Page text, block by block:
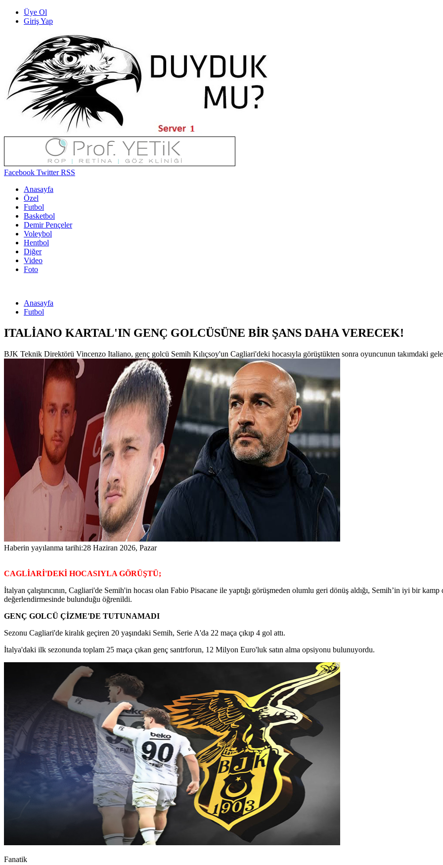
Üye Ol
Giriş Yap
Facebook TwitterRSS
Anasayfa
Özel
Futbol
Basketbol
Demir Pençeler
Voleybol
Hentbol
Diğer
Video
Foto
Anasayfa
Futbol
ITALİANO KARTAL'IN GENÇ GOLCÜSÜNE BİR ŞANS DAHA VERECEK!
BJK Teknik Direktörü Vincenzo Italiano, genç golcü Semih Kılıçsoy'un Cagliari'deki hocasıyla görüştükten sonra oyuncunun takımdaki
Haberin yayılanma tarihi:28 Haziran 2026, Pazar
CAGLİARİ'DEKİ HOCASIYLA GÖRÜŞTÜ;
İtalyan çalıştırıcının, Cagliari'de Semih'in hocası olan Fabio Pisacane ile yaptığı görüşmeden olumlu geri dönüş aldığı, Semih’in iyi bir
değerlendirmesinde bulunduğu öğrenildi.
GENÇ GOLCÜ ÇİZME'DE TUTUNAMADI
Sezonu Cagliari'de kiralık geçiren 20 yaşındaki Semih, Serie A'da 22 maça çıkıp 4 gol attı.
İtalya'daki ilk sezonunda toplam 25 maça çıkan genç santrforun, 12 Milyon Euro'luk satın alma opsiyonu bulunuyordu.
Fanatik